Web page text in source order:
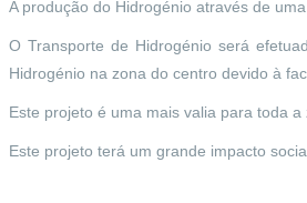
A produção do Hidrogénio através de
O Transporte de Hidrogénio será
Hidrogénio na zona do centro devido à
Este projeto é uma mais valia para toda
Este projeto terá um grande impacto